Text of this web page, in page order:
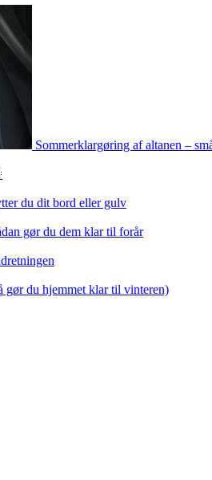
Sommerklargøring af altanen –
du dit bord eller gulv
gør du dem klar til forår
gør du hjemmet klar til vinteren)